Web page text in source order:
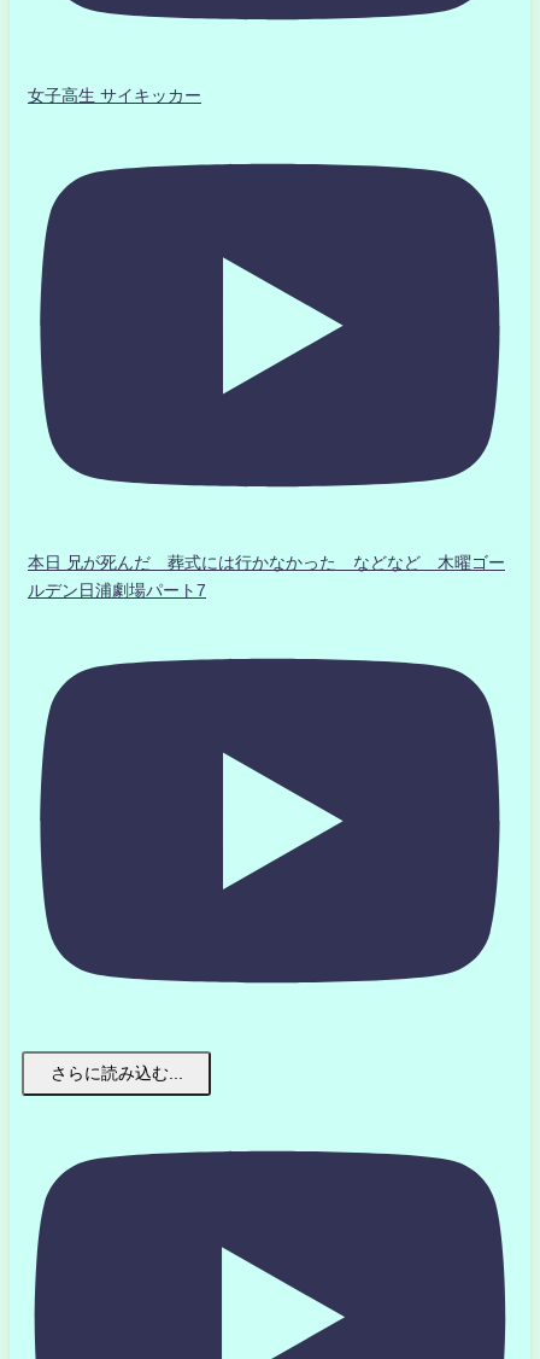
女子高生 サイキッカー
本日 兄が死んだ 葬式には行かなかった などなど 木曜ゴー
ルデン日浦劇場パート7
さらに読み込む...